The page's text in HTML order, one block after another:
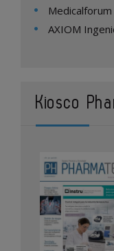
Medicalforum
AXIOM
Kiosco